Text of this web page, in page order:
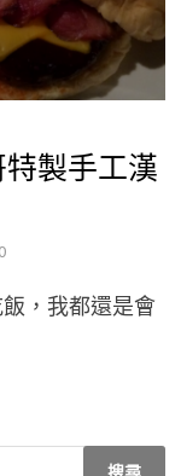
特製手工漢
0
，我都還是會